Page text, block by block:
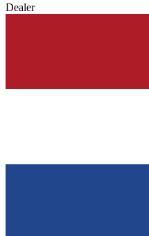
Dealer